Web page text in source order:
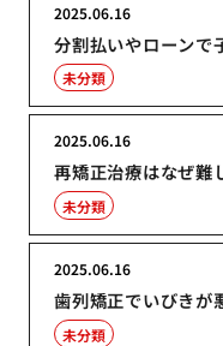
分割払いやローンで
2025.06.16
未分類
再矯正治療はなぜ難
2025.06.16
未分類
歯列矯正でいびきが
2025.06.16
未分類